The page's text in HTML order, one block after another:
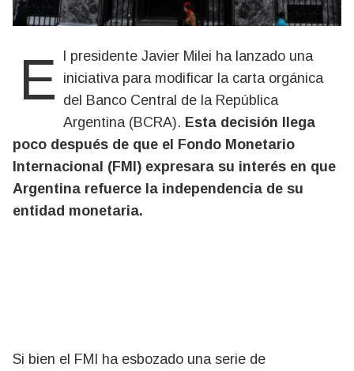
El presidente Javier Milei ha lanzado una iniciativa para modificar la carta orgánica
del Banco Central de la República
Argentina (BCRA). Esta decisión llega
poco después de que el Fondo Monetario
Internacional (FMI) expresara su interés en que
Argentina refuerce la independencia de su
entidad monetaria.
Si bien el FMI ha esbozado una serie de